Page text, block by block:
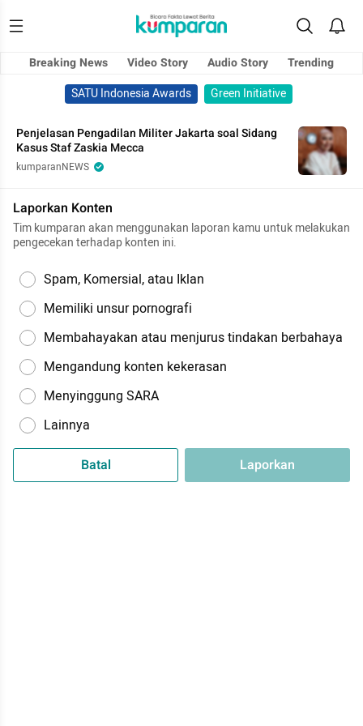
Breaking News Video Story Audio Story
Trending
SATU Indonesia Awards
Green Initiative
Penjelasan Pengadilan Militer Jakarta soal Sidang
Kasus Staf Zaskia Mecca
kumparanNEWS
Laporkan Konten
Tim kumparan akan menggunakan laporan kamu untuk melakukan
pengecekan terhadap konten ini.
Spam, Komersial, atau Iklan
Memiliki unsur pornografi
Membahayakan atau menjurus tindakan berbahaya
Mengandung konten kekerasan
Menyinggung SARA
Lainnya
Batal Laporkan